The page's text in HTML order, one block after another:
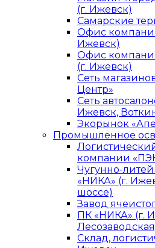
(г. Ижевск)
Самарские
Офис
Ижевск)
Офис
(г. Ижевск)
Сеть
Центр»
Сеть
Ижевск,
Экорынок
Промышленное
компании
Чугунно-
«НИКА» (г.
шоссе)
Завод
ПК «НИКА» (г.
Склад,